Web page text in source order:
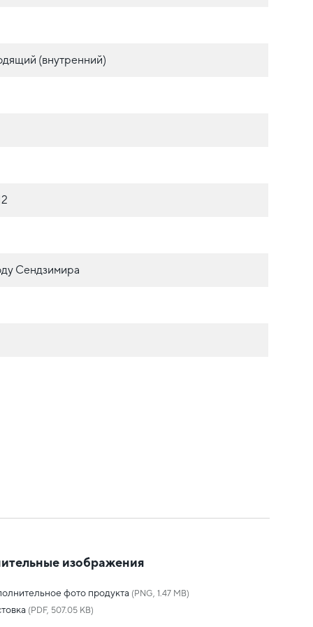
(внутренний)
Сендзимира
изображения
фото продукта (PNG, 1.47 MB)
(PDF, 507.05 KB)